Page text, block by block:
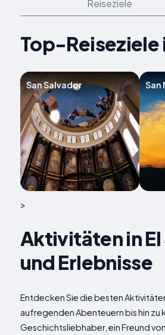
Reiseziele
Top-Reiseziele
San Salvador San
>
Aktivitäten in
und Erlebnisse
Entdecken Sie die besten
aufregenden Abenteuern bis hin zu
Geschichtsliebhaber, ein Freund